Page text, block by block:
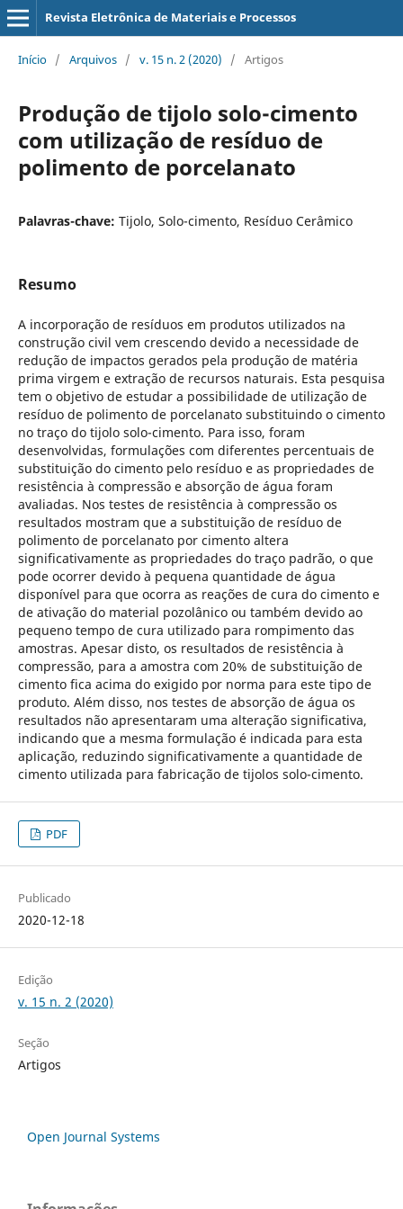
Revista Eletrônica de Materiais e Processos
Início / Arquivos / v. 15 n. 2 (2020) / Artigos
Produção de tijolo solo-cimento
com utilização de resíduo de
polimento de porcelanato
Palavras-chave: Tijolo, Solo-cimento, Resíduo Cerâmico
Resumo
A incorporação de resíduos em produtos utilizados na
construção civil vem crescendo devido a necessidade de
redução de impactos gerados pela produção de matéria
prima virgem e extração de recursos naturais. Esta pesquisa
tem o objetivo de estudar a possibilidade de utilização de
resíduo de polimento de porcelanato substituindo o cimento
no traço do tijolo solo-cimento. Para isso, foram
desenvolvidas, formulações com diferentes percentuais de
substituição do cimento pelo resíduo e as propriedades de
resistência à compressão e absorção de água foram
avaliadas. Nos testes de resistência à compressão os
resultados mostram que a substituição de resíduo de
polimento de porcelanato por cimento altera
significativamente as propriedades do traço padrão, o que
pode ocorrer devido à pequena quantidade de água
disponível para que ocorra as reações de cura do cimento e
de ativação do material pozolânico ou também devido ao
pequeno tempo de cura utilizado para rompimento das
amostras. Apesar disto, os resultados de resistência à
compressão, para a amostra com 20% de substituição de
cimento fica acima do exigido por norma para este tipo de
produto. Além disso, nos testes de absorção de água os
resultados não apresentaram uma alteração significativa,
indicando que a mesma formulação é indicada para esta
aplicação, reduzindo significativamente a quantidade de
cimento utilizada para fabricação de tijolos solo-cimento.
PDF
Publicado
2020-12-18
Edição
v. 15 n. 2 (2020)
Seção
Artigos
Open Journal Systems